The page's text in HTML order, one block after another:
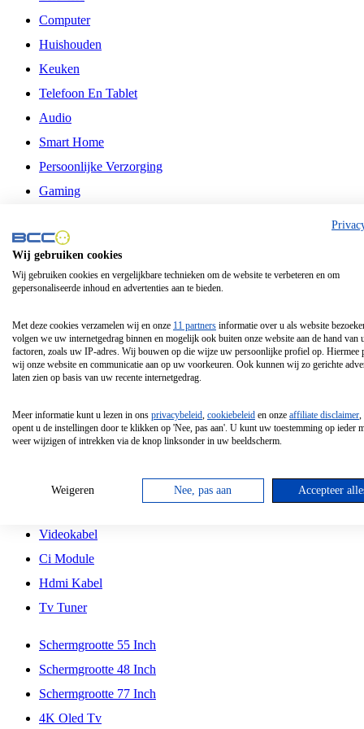
Computer
Huishouden
Keuken
Telefoon En Tablet
Audio
Smart Home
Persoonlijke Verzorging
Gaming
Philips
Schermgrootte 24 Inch
Schermgrootte 85 Inch
Schermgrootte 98 Inch
Tcl
Hd Led Tv
Antennekabel
Videokabel
Ci Module
Hdmi Kabel
Tv Tuner
Schermgrootte 55 Inch
Schermgrootte 48 Inch
Schermgrootte 77 Inch
4K Oled Tv
Wij gebruiken cookies
Wij gebruiken cookies en vergelijkbare technieken om de website te verbeteren en om
gepersonaliseerde inhoud en advertenties aan te bieden.
Met deze cookies verzamelen wij en onze 11 partners informatie over u als website
volgen we uw internetgedrag binnen en mogelijk ook buiten onze website aan de hand van
factoren, zoals uw IP-adres. Wij bouwen op die wijze uw persoonlijke profiel op. Hiermee
wij onze website en communicatie aan op uw voorkeuren. Ook kunnen wij zo gerichte
laten zien op basis van uw recente internetgedrag.
Meer informatie kunt u lezen in ons privacybeleid, cookiebeleid en onze affiliate disclaimer,
opent u de instellingen door te klikken op 'Nee, pas aan'. U kunt uw toestemming op ieder
weer wijzigen of intrekken via de knop linksonder in uw beeldscherm.
Weigeren Nee, pas aan Accepteer